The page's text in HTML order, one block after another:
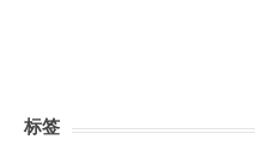
标签